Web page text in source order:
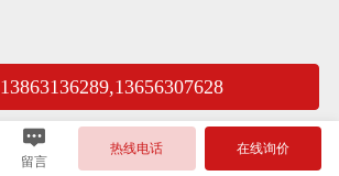
13863136289,13656307628
留言
热线电话 在线询价